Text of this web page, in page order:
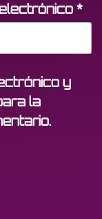
*
y
la